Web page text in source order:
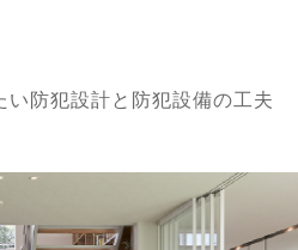
防犯設計と防犯設備の工夫